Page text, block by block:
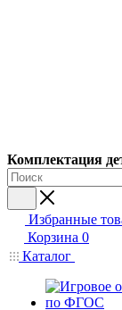
Комплектация
Избранные
Корзина 0
Каталог